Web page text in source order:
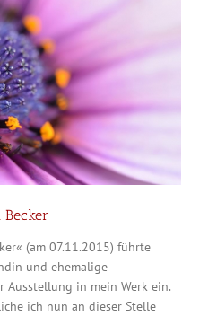
Becker
(am 07.11.2015) führte
und ehemalige
Ausstellung in mein Werk ein.
ich nun an dieser Stelle